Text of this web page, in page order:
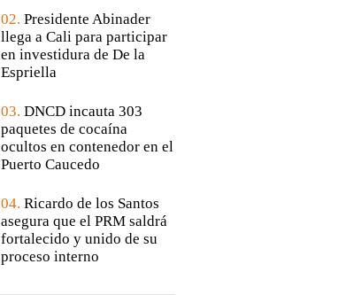
02. Presidente Abinader
llega a Cali para participar
en investidura de De la
Espriella
03. DNCD incauta 303
paquetes de cocaína
ocultos en contenedor en el
Puerto Caucedo
04. Ricardo de los Santos
asegura que el PRM saldrá
fortalecido y unido de su
proceso interno